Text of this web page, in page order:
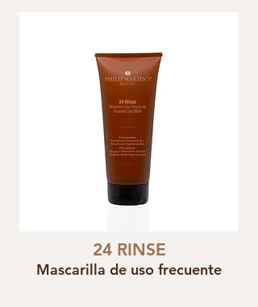
24 RINSE
Mascarilla de uso frecuente